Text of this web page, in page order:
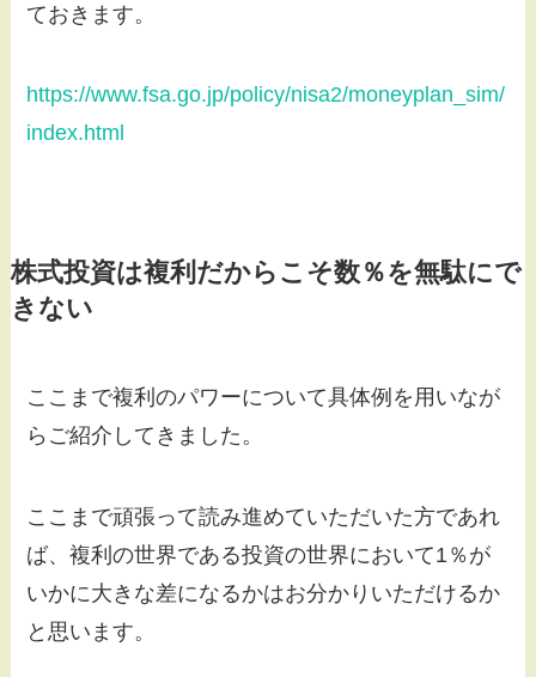
ておきます。
https://www.fsa.go.jp/policy/nisa2/moneyplan_sim/
index.html
株式投資は複利だからこそ数％を無駄にで
きない
ここまで複利のパワーについて具体例を用いなが
らご紹介してきました。
ここまで頑張って読み進めていただいた方であれ
ば、複利の世界である投資の世界において1％が
いかに大きな差になるかはお分かりいただけるか
と思います。